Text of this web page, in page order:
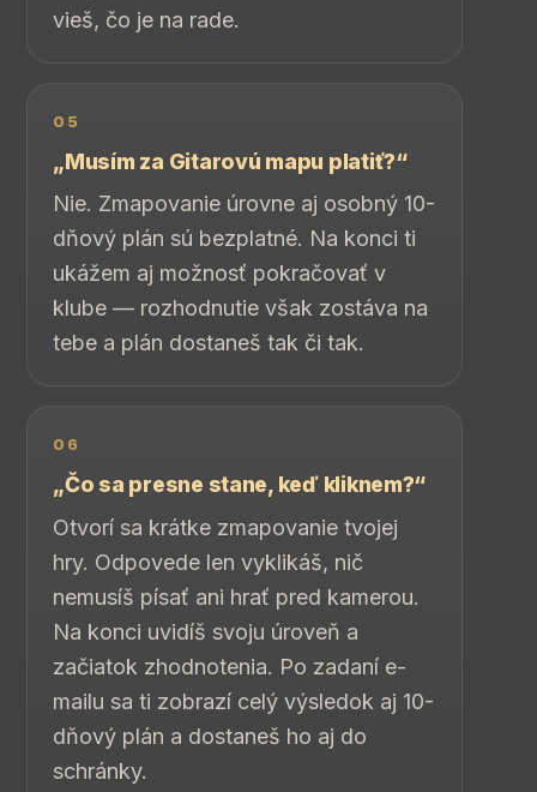
vieš, čo je na rade.
05
„Musím za Gitarovú mapu platiť?“
Nie. Zmapovanie úrovne aj osobný 10-
dňový plán sú bezplatné. Na konci ti
ukážem aj možnosť pokračovať v
klube — rozhodnutie však zostáva na
tebe a plán dostaneš tak či tak.
06
„Čo sa presne stane, keď kliknem?“
Otvorí sa krátke zmapovanie tvojej
hry. Odpovede len vyklikáš, nič
nemusíš písať ani hrať pred kamerou.
Na konci uvidíš svoju úroveň a
začiatok zhodnotenia. Po zadaní e-
mailu sa ti zobrazí celý výsledok aj 10-
dňový plán a dostaneš ho aj do
schránky.